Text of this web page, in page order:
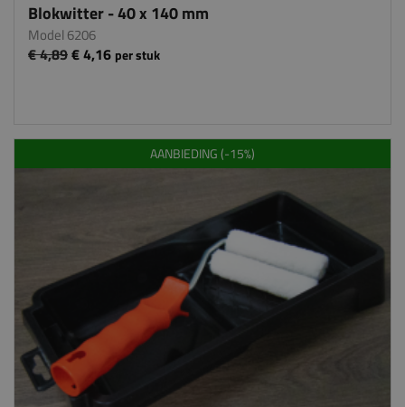
Blokwitter - 40 x 140 mm
Model 6206
€ 4,89€ 4,16 per stuk
AANBIEDING (-15%)